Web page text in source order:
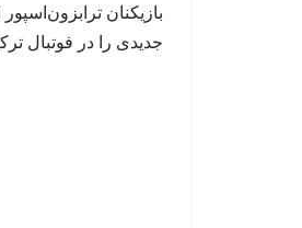
بازیکنان
جدیدی را در فوتبال